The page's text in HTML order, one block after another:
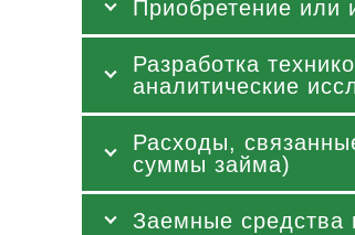
Приобретение или
Разработка
аналитические
Расходы,
суммы займа)
Заемные средства